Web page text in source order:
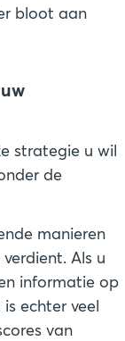
bloot aan
strategie u wil
de
manieren
Als u
informatie op
echter veel
van